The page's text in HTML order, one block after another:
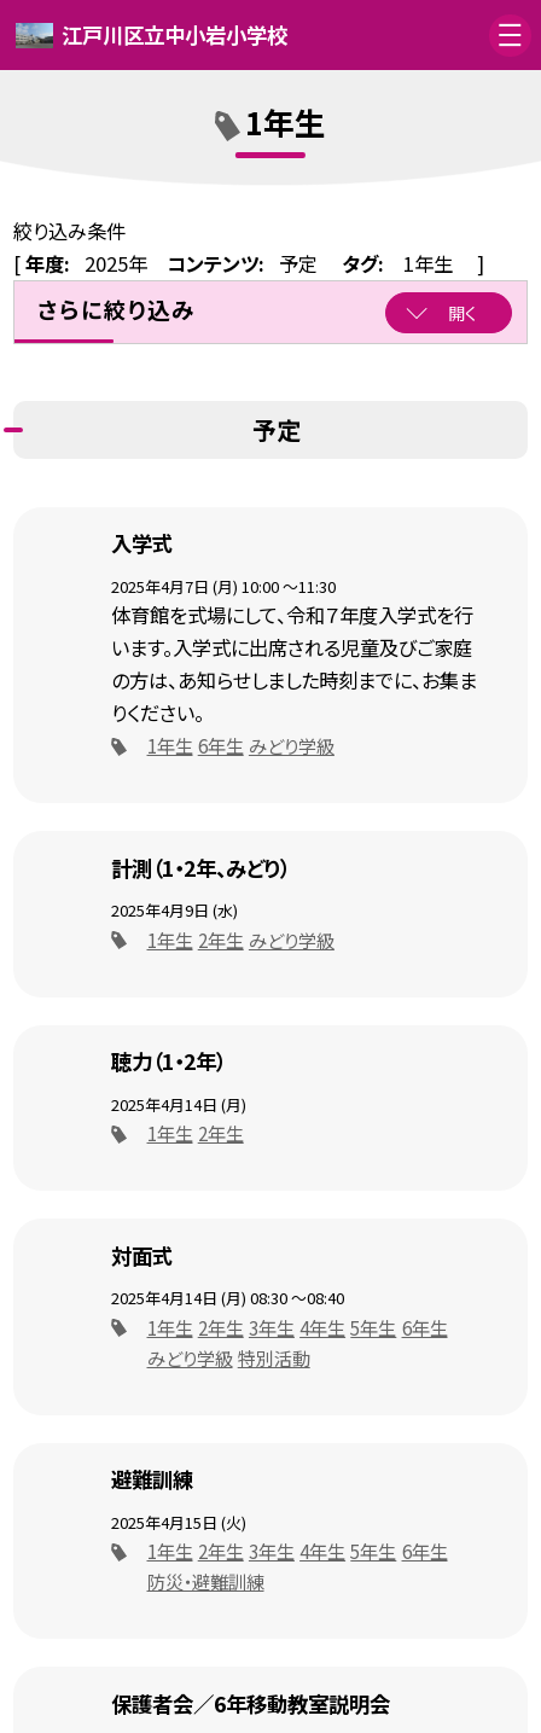
江戸川区立中小岩小学校
1年生
絞り込み条件
[年度: 2025年 コンテンツ: 予定 タグ: 1年生 ]
さらに絞り込み 開く
予定
入学式
2025年4月7日 (月)10:00～11:30
体育館を式場にして、令和７年度入学式を行
います。入学式に出席される児童及びご家庭
の方は、あ知らせしました時刻までに、お集ま
りください。
1年生 6年生 みどり学級
計測（1・2年、みどり）
2025年4月9日 (水)
1年生 2年生 みどり学級
聴力（1・2年）
2025年4月14日 (月)
1年生 2年生
対面式
2025年4月14日 (月)08:30～08:40
1年生 2年生 3年生 4年生 5年生 6年生
みどり学級 特別活動
避難訓練
2025年4月15日 (火)
1年生 2年生 3年生 4年生 5年生 6年生
防災・避難訓練
保護者会／6年移動教室説明会